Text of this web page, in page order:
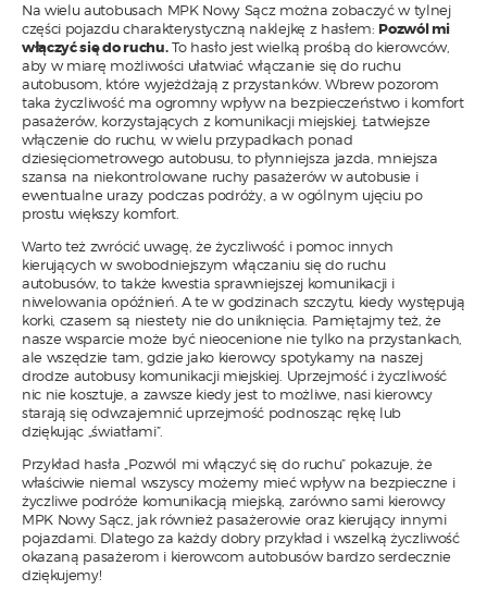
Na wielu autobusach MPK Nowy Sącz można zobaczyć w tylnej
części pojazdu charakterystyczną naklejkę z hasłem: Pozwól mi
włączyć się do ruchu.To hasło jest wielką prośbą do kierowców,
aby w miarę możliwości ułatwiać włączanie się do ruchu
autobusom, które wyjeżdżają z przystanków. Wbrew pozorom
taka życzliwość ma ogromny wpływ na bezpieczeństwo i komfort
pasażerów, korzystających z komunikacji miejskiej. Łatwiejsze
włączenie do ruchu, w wielu przypadkach ponad
dziesięciometrowego autobusu, to płynniejsza jazda, mniejsza
szansa na niekontrolowane ruchy pasażerów w autobusie i
ewentualne urazy podczas podróży, a w ogólnym ujęciu po
prostu większy komfort.
Warto też zwrócić uwagę, że życzliwość i pomoc innych
kierujących w swobodniejszym włączaniu się do ruchu
autobusów, to także kwestia sprawniejszej komunikacji i
niwelowania opóźnień. A te w godzinach szczytu, kiedy występują
korki, czasem są niestety nie do uniknięcia. Pamiętajmy też, że
nasze wsparcie może być nieocenione nie tylko na przystankach,
ale wszędzie tam, gdzie jako kierowcy spotykamy na naszej
drodze autobusy komunikacji miejskiej. Uprzejmość i życzliwość
nic nie kosztuje, a zawsze kiedy jest to możliwe, nasi kierowcy
starają się odwzajemnić uprzejmość podnosząc rękę lub
dziękując „światłami”.
Przykład hasła „Pozwól mi włączyć się do ruchu” pokazuje, że
właściwie niemal wszyscy możemy mieć wpływ na bezpieczne i
życzliwe podróże komunikacją miejską, zarówno sami kierowcy
MPK Nowy Sącz, jak również pasażerowie oraz kierujący innymi
pojazdami. Dlatego za każdy dobry przykład i wszelką życzliwość
okazaną pasażerom i kierowcom autobusów bardzo serdecznie
dziękujemy!